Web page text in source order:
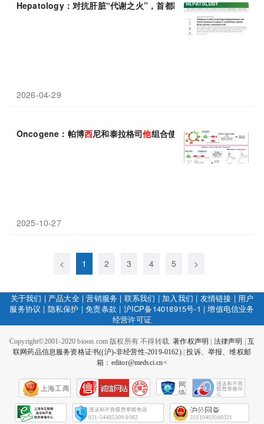
Hepatology：对抗肝脏“代谢之火”，首都医科大学尤红团队发现
2026-04-29
Oncogene：帕博西尼和泰拉格司他组合使用有望治疗结直肠癌
2025-10-27
< 1 2 3 4 5 >
关于我们 | 产品大全|营销服务 | 联系我们 | 加入我们 | 友情链接 | 用户
服务协议 | 隐私保护 |免责条款 | 沪ICP备14018915号-1 |增值电信业务
经营许可证
Copyright©2001-2020 bioon.com 版权所有 不得转载.著作权声明 法律声明
互
联网药品信息服务资格证书((沪)-非经营性-2019-0162)|投诉、举报、维权邮
箱：editor@medsci.cn<
上海工商
网
络
会
征
021-54485309-8082 31010402000321